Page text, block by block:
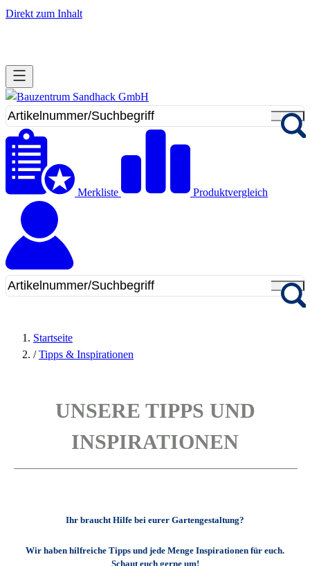
Direkt zum Inhalt
Merkliste Produktvergleich
Startseite
/ Tipps & Inspirationen
UNSERE TIPPS UND
INSPIRATIONEN
Ihr braucht Hilfe bei eurer Gartengestaltung?
Wir haben hilfreiche Tipps und jede Menge Inspirationen für euch.
Schaut euch gerne um!